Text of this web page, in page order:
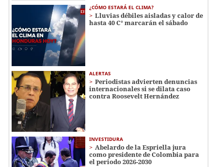
¿CÓMO ESTARÁ EL CLIMA?
Lluvias débiles aisladas y calor de
hasta 40 C° marcarán el sábado
ALERTAS
Periodistas advierten denuncias
internacionales si se dilata caso
contra Roosevelt Hernández
INVESTIDURA
Abelardo de la Espriella jura
como presidente de Colombia para
el periodo 2026-2030